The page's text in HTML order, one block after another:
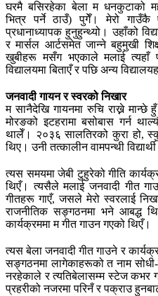
घरमै बसिरहेका बेला म धनकुटाको
भित्र पर्ने ठाउँ) पुगेँ। मेरो गाउँकै
प्रधानाध्यापक हुनुहुन्थ्यो। उहाँको
र मार्सल आर्टसमेत जान्ने बहुमुखी
खुबीहरू मसँग भएकाले मलाई त्यहाँ
विद्यालयमा बिताएँ र पछि अन्य
जनवादी गायन र स्वरको निखार
म सानैदेखि गायनमा रुचि राख्ने मान्छे
मोरङको इटहरामा बसोबास गर्न
थालेँ। २०३६ सालतिरको कुरा हो,
थिए। उनी तत्कालीन वामपन्थी
त्यस समयमा जेबी टुहुरेको गीति
थिएँ। त्यसैले मलाई जनवादी गीत
गीतहरू गाएँ, जसले मेरो स्वरलाई
राजनीतिक सङ्गठनमा भने आबद्ध
कार्यक्रममा म गीत गाउन गएको थिएँ।
त्यस बेला जनवादी गीत गाउने र
सङ्गठनमा लागेकाहरूको त नाम
नरहेकाले र त्यतिबेलासम्म स्टेज कभर
प्रहरीको नजरमा परिनँ र पक्राउ